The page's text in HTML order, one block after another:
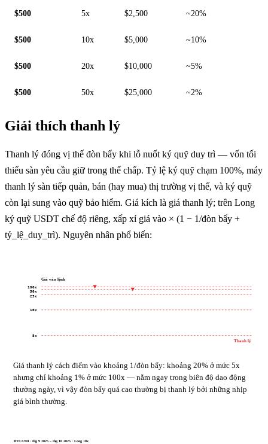
$500 5x $2,500 ~20%
$500 10x $5,000 ~10%
$500 20x $10,000 ~5%
$500 50x $25,000 ~2%
Giải thích thanh lý
Thanh lý đóng vị thế đòn bẩy khi lỗ nuốt ký quỹ duy trì — vốn tối
thiểu sàn yêu cầu giữ trong thế chấp. Tỷ lệ ký quỹ chạm 100%, máy
thanh lý sàn tiếp quản, bán (hay mua) thị trường vị thế, và ký quỹ
còn lại sung vào quỹ bảo hiểm. Giá kích là giá thanh lý; trên Long
ký quỹ USDT chế độ riêng, xấp xỉ giá vào × (1 − 1/đòn bẩy +
tỷ_lệ_duy_trì). Nguyên nhân phổ biến:
Giá vào lệnh
100x
50x
25x
10x
5x
Thanh lý
Giá thanh lý cách điểm vào khoảng 1/đòn bẩy: khoảng 20% ở mức 5x
nhưng chỉ khoảng 1% ở mức 100x — nằm ngay trong biên độ dao động
thường ngày, vì vậy đòn bẩy quá cao thường bị thanh lý bởi những nhịp
giá bình thường.
BTC/USD · thg 9 2025 – thg 10 2025 · Long 10x